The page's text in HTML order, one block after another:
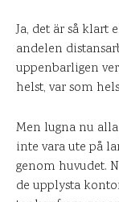
Ja, det är så
andelen
uppenbarligen
helst, var som
Men lugna nu
inte vara ute på
genom huvudet.
de upplysta